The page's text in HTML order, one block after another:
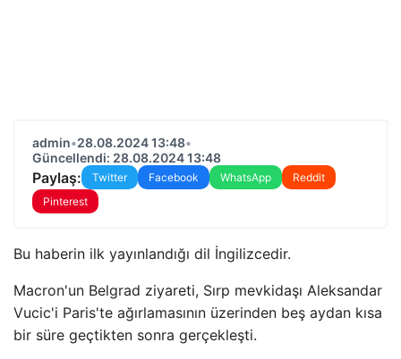
admin•28.08.2024 13:48•
Güncellendi: 28.08.2024 13:48
Paylaş: Twitter Facebook WhatsApp
Reddit
Pinterest
Bu haberin ilk yayınlandığı dil İngilizcedir.
Macron'un Belgrad ziyareti, Sırp mevkidaşı Aleksandar
Vucic'i Paris'te ağırlamasının üzerinden beş aydan kısa
bir süre geçtikten sonra gerçekleşti.